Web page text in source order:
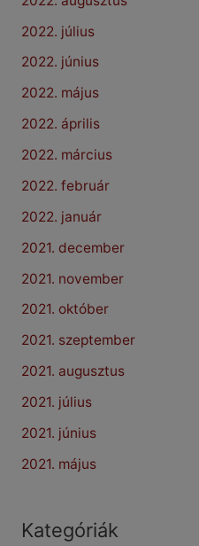
2022. július
2022. június
2022. május
2022. április
2022. március
2022. február
2022. január
2021. december
2021. november
2021. október
2021. szeptember
2021. augusztus
2021. július
2021. június
2021. május
Kategóriák